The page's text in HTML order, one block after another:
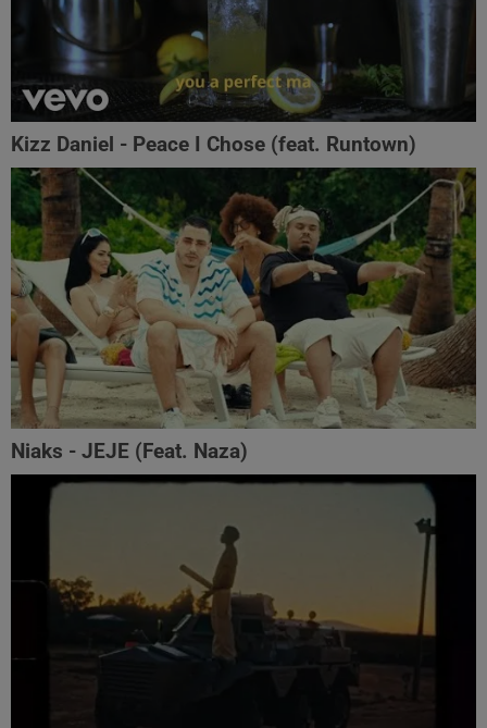
Kizz Daniel - Peace I Chose (feat. Runtown)
Niaks - JEJE (Feat. Naza)